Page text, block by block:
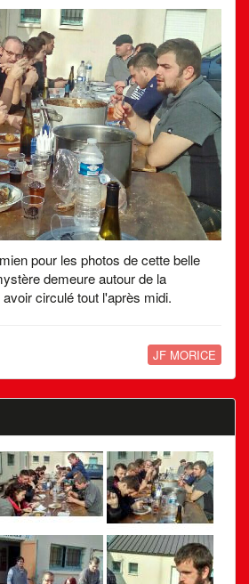
pour les photos de cette belle
demeure autour de la
circulé tout l'après midi.
JF MORICE